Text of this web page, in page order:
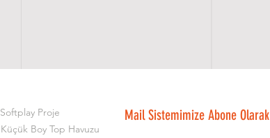
Softplay Proje
Küçük Boy Top Havuzu
Mail Sistemimize Abone Olarak